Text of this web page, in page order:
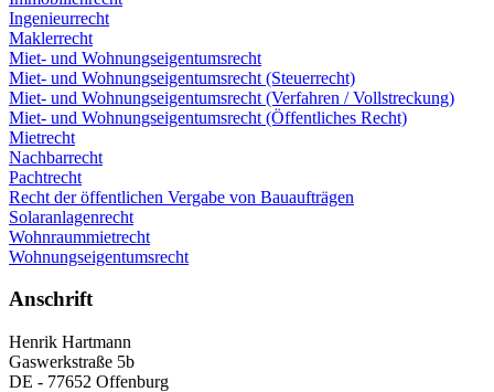
Ingenieurrecht
Maklerrecht
Miet- und Wohnungseigentumsrecht
Miet- und Wohnungseigentumsrecht (Steuerrecht)
Miet- und Wohnungseigentumsrecht (Verfahren / Vollstreckung)
Miet- und Wohnungseigentumsrecht (Öffentliches Recht)
Mietrecht
Nachbarrecht
Pachtrecht
Recht der öffentlichen Vergabe von Bauaufträgen
Solaranlagenrecht
Wohnraummietrecht
Wohnungseigentumsrecht
Anschrift
Henrik Hartmann
Gaswerkstraße 5b
DE - 77652 Offenburg